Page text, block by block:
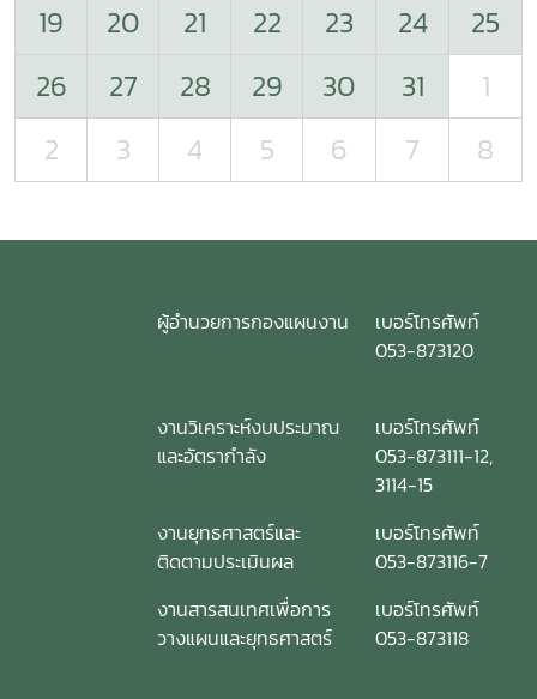
19
20 21 22 23 24
25
26
27 28 29 30 31
1
2
3 4 5 6 7 8
ผู้อำนวยการกองแผนงาน
เบอร์โทรศัพท์
053-873120
งานวิเคราะห์งบประมาณ
และอัตรากำลัง
เบอร์โทรศัพท์
053-873111-12,
3114-15
งานยุทธศาสตร์และ
ติดตามประเมินผล
เบอร์โทรศัพท์
053-873116-7
งานสารสนเทศเพื่อการ
วางแผนและยุทธศาสตร์
เบอร์โทรศัพท์
053-873118